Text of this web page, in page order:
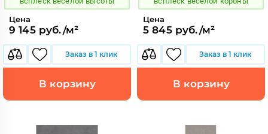
Цена
9 145 руб./м²
Заказ в 1 клик
В корзину
Цена
5 845 руб./м²
Заказ в 1 клик
В корзину